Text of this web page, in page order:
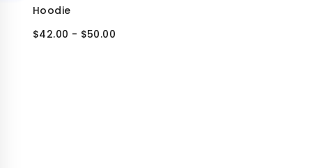
Hoodie
$42.00 - $50.00